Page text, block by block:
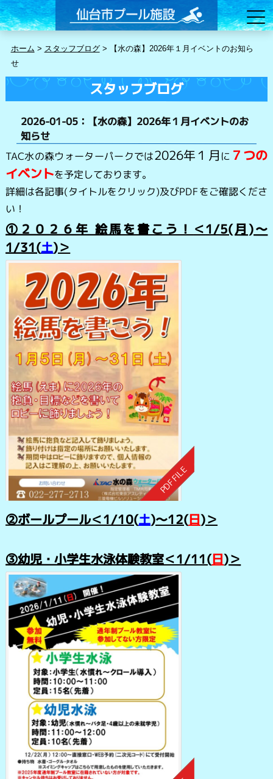
ホーム > スタッフブログ>
【水の森】2026年１月イベントのお知ら
せ
スタッフブログ
2026-01-05：【水の森】2026年１月イベントのお
知らせ
TAC水の森ウォーターパークでは2026年１月 に ７つの
イベントを予定しております。
詳細は各記事(タイトルをクリック)及びPDFをご確認くださ
い！
①２０２６年 絵馬を書こう！ ＜1/5(月)～
1/31(土)＞
②ボールプール＜1/10(土)～12(日)＞
③幼児・小学生水泳体験教室＜1/11(日)＞